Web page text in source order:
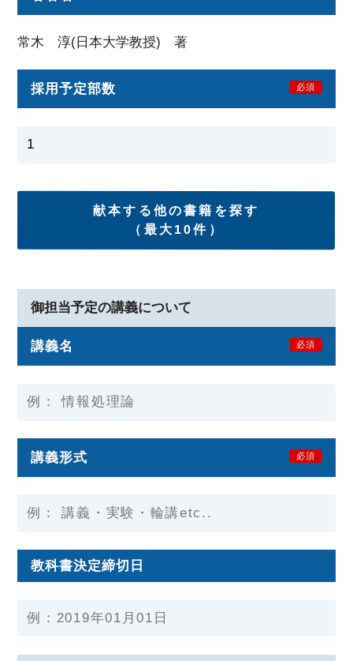
常木 淳(日本大学教授) 著
採用予定部数 必須
献本する他の書籍を探す
（最大10件）
御担当予定の講義について
講義名 必須
講義形式 必須
教科書決定締切日